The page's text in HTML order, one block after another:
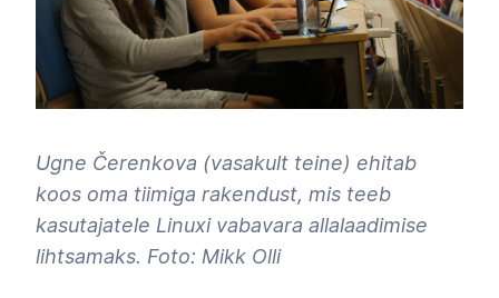
Ugne Čerenkova (vasakult teine) ehitab
koos oma tiimiga rakendust, mis teeb
kasutajatele Linuxi vabavara allalaadimise
lihtsamaks. Foto: Mikk Olli